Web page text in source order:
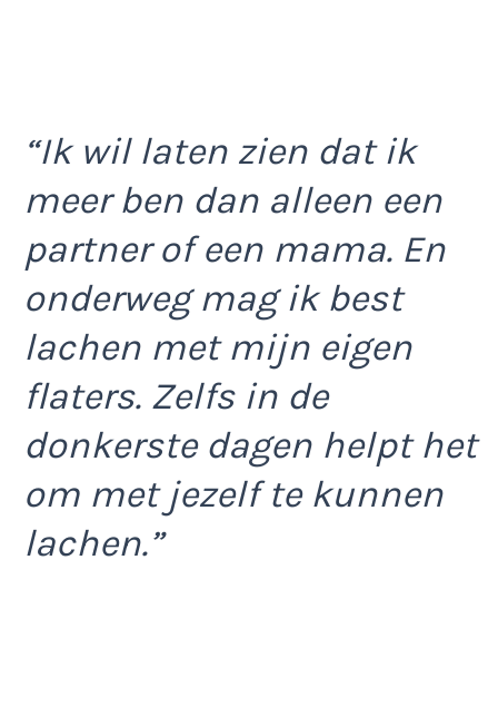
“Ik wil laten zien dat ik
meer ben dan alleen een
partner of een mama. En
onderweg mag ik best
lachen met mijn eigen
flaters. Zelfs in de
donkerste dagen helpt het
om met jezelf te kunnen
lachen.”